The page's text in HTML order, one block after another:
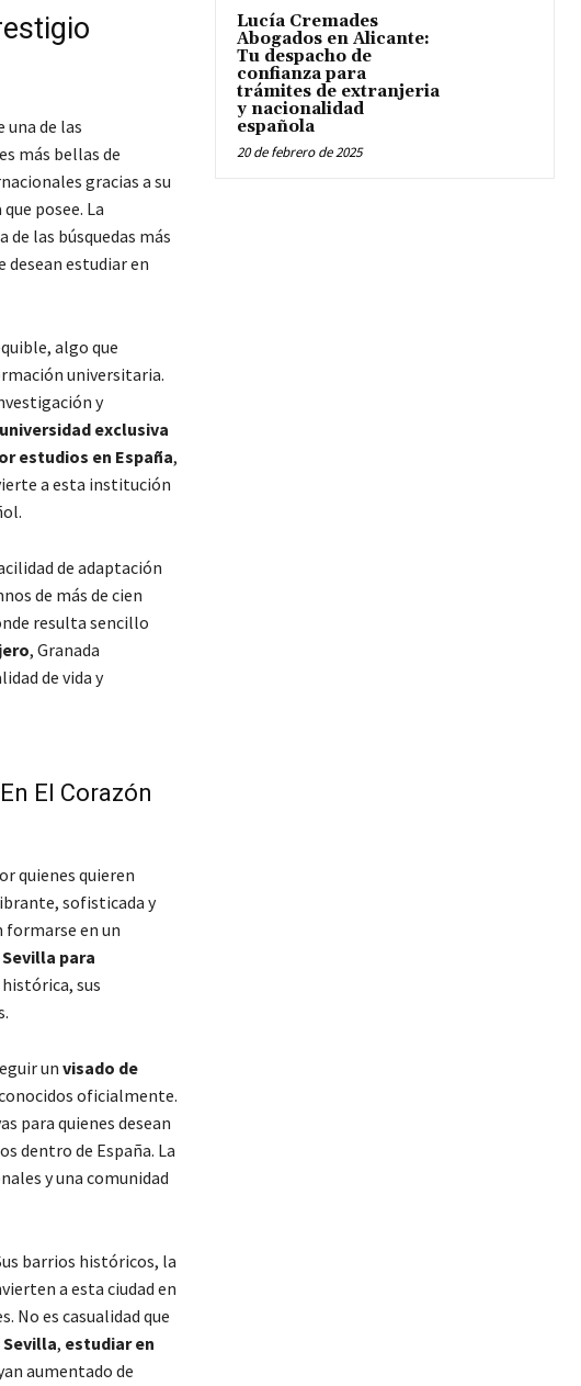
una de las
más bellas de
gracias a su
posee. La
de las búsquedas más
estudiar en
algo que
universitaria.
y
universidad exclusiva
estudios en España,
a esta institución
de adaptación
de más de cien
resulta sencillo
, Granada
de vida y
El Corazón
quienes quieren
sofisticada y
formarse en un
para
sus
un visado de
oficialmente.
para quienes desean
dentro de España. La
y una comunidad
barrios históricos, la
a esta ciudad en
No es casualidad que
, estudiar en
aumentado de
Lucía Cremades
Abogados en Alicante:
Tu despacho de
confianza para
trámites de extranjeria
y nacionalidad
española
20 de febrero de 2025